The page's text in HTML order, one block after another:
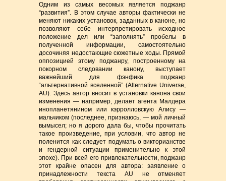
Одним из самых весомых является поджанр
“развития”. В этом случае авторы фактически не
меняют никаких установок, заданных в каноне, но
позволяют себе интерпретировать исходное
положение дел или “заполнять” пробелы в
полученной информации, самостоятельно
досочиняя недостающие сюжетные ходы. Прямой
оппозицией этому поджанру, построенному на
покорном следовании канону, выступает
важнейший для фэнфика поджанр
“альтернативной вселенной” (Alternative Universe,
AU). Здесь автор вносит в установки канона свои
изменения — например, делает агента Малдера
инопланетянином или кэрролловскую Алису —
мальчиком (последнее, признаюсь, — мой личный
вымысел; но я дорого дала бы, чтобы прочитать
такое произведение, при условии, что автор не
поленится как следует подумать о викторианстве
и гендерной ситуации применительно к этой
эпохе). При всей его привлекательности, поджанр
этот крайне опасен для автора: заявление о
принадлежности текста AU не отменяет